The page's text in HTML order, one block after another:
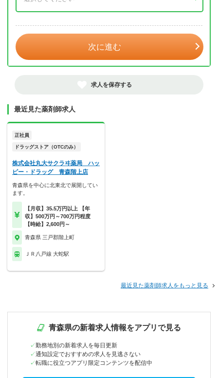
次に進む
求人を保存する
最近見た薬剤師求人
正社員
ドラッグストア（OTCのみ）
株式会社丸大サクラヰ薬局 ハッ
ピー・ドラッグ 青森階上店
青森県を中心に北東北で展開してい
ます。
【月収】35.5万円以上 【年
収】500万円～700万円程度
【時給】2,600円～
青森県 三戸郡階上町
ＪＲ八戸線 大蛇駅
最近見た薬剤師求人をもっと見る
青森県の新着求人情報をアプリで見る
勤務地別の新着求人を毎日更新
通知設定でおすすめの求人を見逃さない
転職に役立つアプリ限定コンテンツを配信中